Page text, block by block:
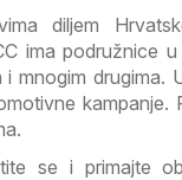
diljem
ima podružnice u
mnogim drugima.
kampanje.
se i primajte